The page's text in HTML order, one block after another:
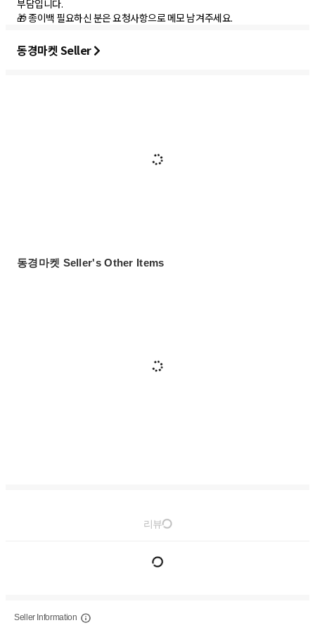
부담입니다.
🎁 종이백 필요하신 분은 요청사항으로 메모 남겨주세요.
동경마켓 Seller
동경마켓 Seller's Other Items
리뷰
Seller Information